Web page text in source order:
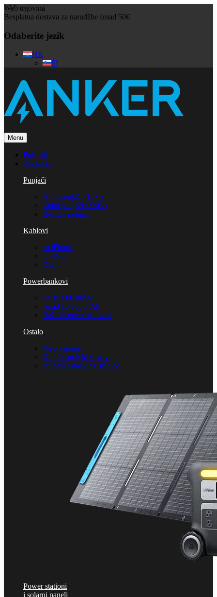
Web trgovina
Besplatna dostava za narudžbe iznad 50€
Odaberite jezik
HR
SI
Menu
Početak
ANKER
Punjači
Auto punjači (12V)
Zidni punjači (220V)
Bežični punjači
Kablovi
za iPhone
USB-C
Ostali
Powerbankovi
do 10.000 mAh
iznad 10.000 mAh
Bežični powerbankovi
Ostalo
Web kamere
Konferencijski sustavi
Hubovi i docking stanice
Power stationi
i solarni paneli